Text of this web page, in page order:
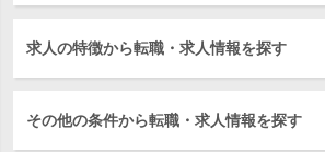
求人の特徴から転職・求人情報を探す
その他の条件から転職・求人情報を探す